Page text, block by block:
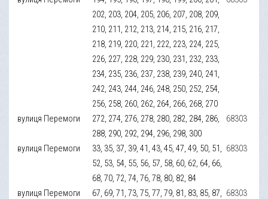
202, 203, 204, 205, 206, 207, 208, 209,
210, 211, 212, 213, 214, 215, 216, 217,
218, 219, 220, 221, 222, 223, 224, 225,
226, 227, 228, 229, 230, 231, 232, 233,
234, 235, 236, 237, 238, 239, 240, 241,
242, 243, 244, 246, 248, 250, 252, 254,
256, 258, 260, 262, 264, 266, 268, 270
вулиця Перемоги
272, 274, 276, 278, 280, 282, 284, 286,
288, 290, 292, 294, 296, 298, 300
68303
вулиця Перемоги
33, 35, 37, 39, 41, 43, 45, 47, 49, 50, 51,
52, 53, 54, 55, 56, 57, 58, 60, 62, 64, 66,
68, 70, 72, 74, 76, 78, 80, 82, 84
68303
вулиця Перемоги
67, 69, 71, 73, 75, 77, 79, 81, 83, 85, 87, 68303